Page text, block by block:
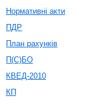
Нормативні акти
ПДР
План рахунків
П(С)БО
КВЕД-2010
КП